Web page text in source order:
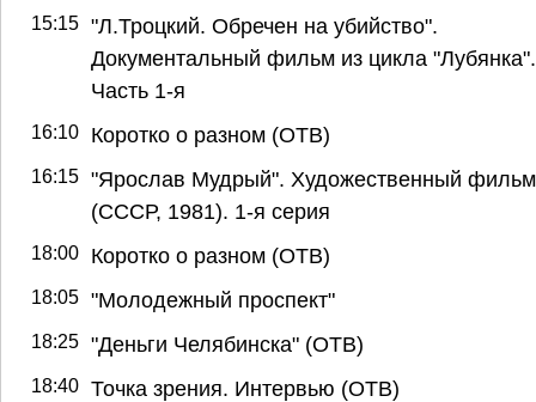
15:15 "Л.Троцкий. Обречен на убийство".
Документальный фильм из цикла "Лубянка".
Часть 1-я
16:10 Коротко о разном (ОТВ)
16:15 "Ярослав Мудрый". Художественный фильм
(СССР, 1981). 1-я серия
18:00 Коротко о разном (ОТВ)
18:05 "Молодежный проспект"
18:25 "Деньги Челябинска" (ОТВ)
18:40 Точка зрения. Интервью (ОТВ)